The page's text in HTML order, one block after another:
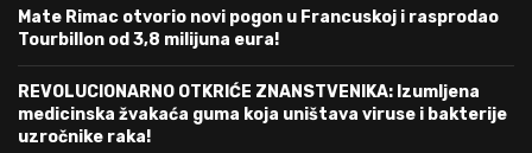
Mate Rimac otvorio novi pogon u Francuskoj i rasprodao
Tourbillon od 3,8 milijuna eura!
REVOLUCIONARNO OTKRIĆE ZNANSTVENIKA: Izumljena
medicinska žvakaća guma koja uništava viruse i bakterije
uzročnike raka!